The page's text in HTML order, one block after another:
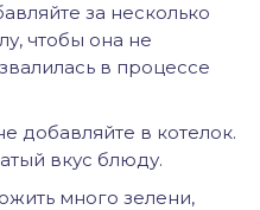
за несколько
чтобы она не
в процессе
добавляйте в котелок.
вкус блюду.
много зелени,